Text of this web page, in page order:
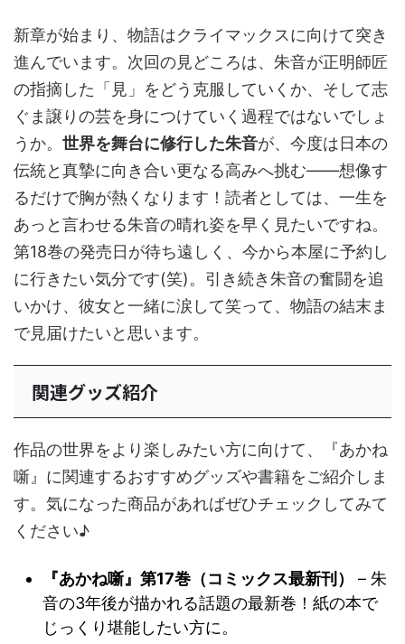
新章が始まり、物語はクライマックスに向けて突き
進んでいます。次回の見どころは、朱音が正明師匠
の指摘した「見」をどう克服していくか、そして志
ぐま譲りの芸を身につけていく過程ではないでしょ
うか。 世界を舞台に修行した朱音が、今度は日本の
伝統と真摯に向き合い更なる高みへ挑む――想像す
るだけで胸が熱くなります！読者としては、一生を
あっと言わせる朱音の晴れ姿を早く見たいですね。
第18巻の発売日が待ち遠しく、今から本屋に予約し
に行きたい気分です(笑)。引き続き朱音の奮闘を追
いかけ、彼女と一緒に涙して笑って、物語の結末ま
で見届けたいと思います。
関連グッズ紹介
作品の世界をより楽しみたい方に向けて、『あかね
噺』に関連するおすすめグッズや書籍をご紹介しま
す。気になった商品があればぜひチェックしてみて
ください♪
『あかね噺』第17巻（コミックス最新刊）
– 朱
音の3年後が描かれる話題の最新巻！紙の本で
じっくり堪能したい方に。